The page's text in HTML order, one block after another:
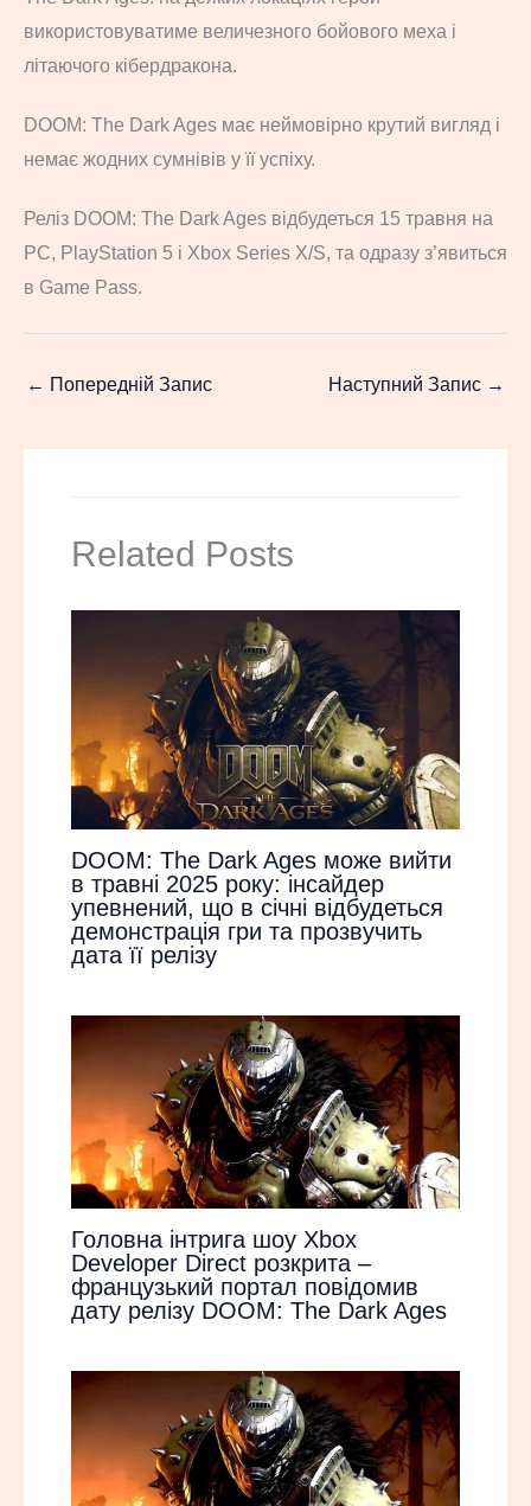
використовуватиме величезного бойового меха і
літаючого кібердракона.
DOOM: The Dark Ages має неймовірно крутий вигляд і
немає жодних сумнівів у її успіху.
Реліз DOOM: The Dark Ages відбудеться 15 травня на
PC, PlayStation 5 і Xbox Series X/S, та одразу з’явиться
в Game Pass.
← Попередній Запис Наступний Запис →
Related Posts
DOOM: The Dark Ages може вийти
в травні 2025 року: інсайдер
упевнений, що в січні відбудеться
демонстрація гри та прозвучить
дата її релізу
Головна інтрига шоу Xbox
Developer Direct розкрита –
французький портал повідомив
дату релізу DOOM: The Dark Ages